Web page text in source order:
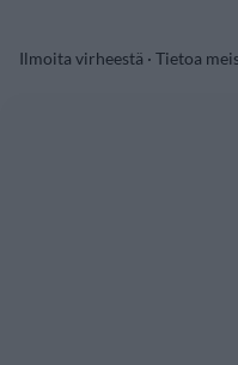
Ilmoita virheestä · Tietoa